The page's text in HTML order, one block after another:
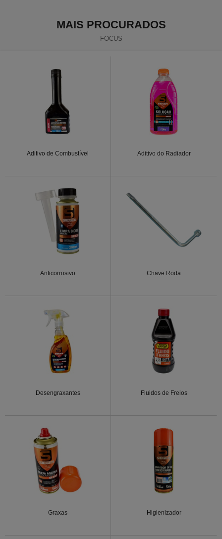
MAIS PROCURADOS
FOCUS
Aditivo de Combustível Aditivo do Radiador
Anticorrosivo Chave Roda
Desengraxantes Fluidos de Freios
Graxas Higienizador